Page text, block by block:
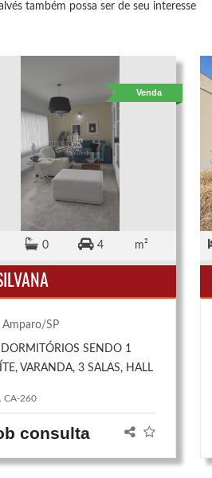
também possa ser de seu interesse
Venda
0 4 m²
Amparo/SP
SENDO 1
VARANDA, 3 SALAS, HALL
CARROS, CHURRASQUEIRA
COM 50 M².
CA-260
consulta